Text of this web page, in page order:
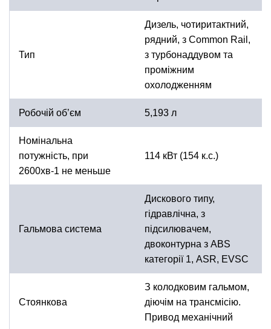
Тип
Дизель, чотиритактний,
рядний, з Common Rail,
з турбонаддувом та
проміжним
охолодженням
Робочій об’єм 5,193 л
Номінальна
потужність, при
2600хв-1 не меньше
114 кВт (154 к.с.)
Гальмова система
Дискового типу,
гідравлічна, з
підсилювачем,
двоконтурна з ABS
категорії 1, ASR, EVSC
Стоянкова
З колодковим гальмом,
діючім на трансмісію.
Привод механічний